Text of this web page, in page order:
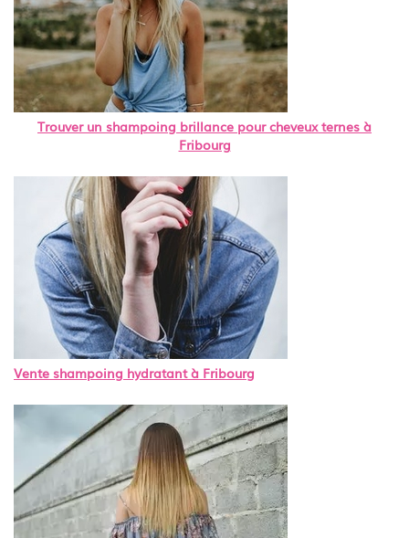
Trouver un shampoing brillance pour cheveux ternes à
Fribourg
Vente shampoing hydratant à Fribourg